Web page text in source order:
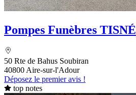
Pompes Funèbres TISNÉ
50 Rte de Bahus Soubiran
40800 Aire-sur-l'Adour
Déposez le premier avis !
top notes